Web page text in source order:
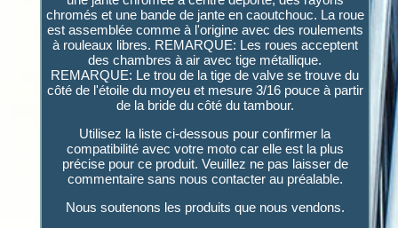
chromés et une bande de jante en caoutchouc. La roue
est assemblée comme à l'origine avec des roulements
à rouleaux libres. REMARQUE: Les roues acceptent
des chambres à air avec tige métallique.
REMARQUE: Le trou de la tige de valve se trouve du
côté de l'étoile du moyeu et mesure 3/16 pouce à partir
de la bride du côté du tambour.
Utilisez la liste ci-dessous pour confirmer la
compatibilité avec votre moto car elle est la plus
précise pour ce produit. Veuillez ne pas laisser de
commentaire sans nous contacter au préalable.
Nous soutenons les produits que nous vendons.